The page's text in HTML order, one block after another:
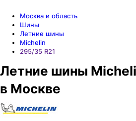
Москва и область
Шины
Летние шины
Michelin
295/35 R21
Летние шины
в Москве